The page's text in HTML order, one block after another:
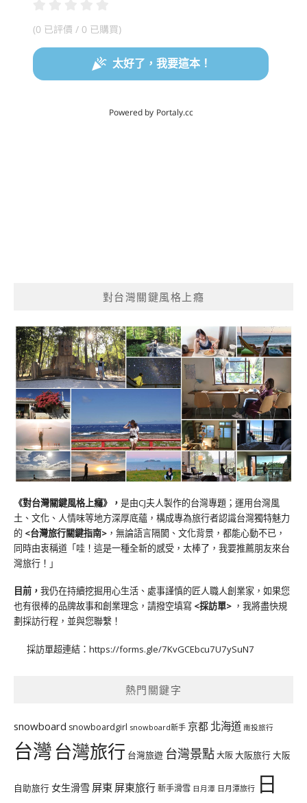
對台灣關鍵風格上癮
《對台灣關鍵風格上癮》 ， 是由CJ夫人製作的台灣專題；運用台灣風
土、文化、人情味等地方深厚底蘊，構成專為旅行者認識台灣獨特魅力
的 <台灣旅行關鍵指南> ，無論語言隔閡、文化背景，都能心動不已，
同時由衷稱道「哇！這是一種全新的感受，太棒了，我要推薦朋友來台
灣旅行！」
目前， 我仍在持續挖掘用心生活、處事謹慎的匠人職人創業家，如果您
也有很棒的品牌故事和創業理念，請撥空填寫 <採訪單> ，我將盡快規
劃採訪行程，並與您聯繫！
採訪單超連結： https://forms.gle/7KvGCEbcu7U7ySuN7
熱門關鍵字
snowboard snowboardgirl snowboard新手 京都 北海道 南投旅行
台灣台灣旅行 台灣旅遊 台灣景點大阪大阪旅行大阪
自助旅行 女生滑雪 屏東 屏東旅行新手滑雪 日月潭 日月潭旅行 日